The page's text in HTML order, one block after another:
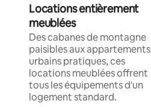
Locations entièrement
meublées
Des cabanes de montagne
paisibles aux appartements
urbains pratiques, ces
locations meublées offrent
tous les équipements d'un
logement standard.